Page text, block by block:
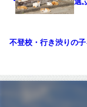
選
不登校・行き渋りの